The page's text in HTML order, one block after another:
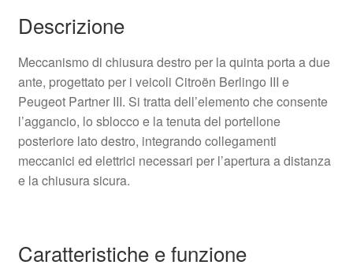
Descrizione
Meccanismo di chiusura destro per la quinta porta a due
ante, progettato per i veicoli Citroën Berlingo III e
Peugeot Partner III. Si tratta dell’elemento che consente
l’aggancio, lo sblocco e la tenuta del portellone
posteriore lato destro, integrando collegamenti
meccanici ed elettrici necessari per l’apertura a distanza
e la chiusura sicura.
Caratteristiche e funzione